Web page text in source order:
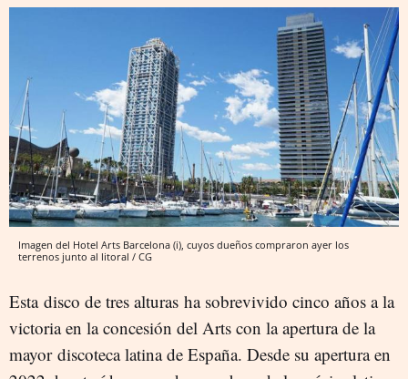
Imagen del Hotel Arts Barcelona (i), cuyos dueños compraron ayer los
terrenos junto al litoral / CG
Esta disco de tres alturas ha sobrevivido cinco años a la
victoria en la concesión del Arts con la apertura de la
mayor discoteca latina de España. Desde su apertura en